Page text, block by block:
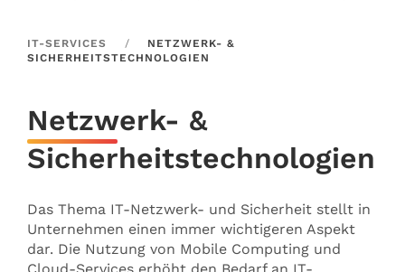
IT-SERVICES
NETZWERK- &
SICHERHEITSTECHNOLOGIEN
Netzwerk- &
Sicherheitstechnologien
Das Thema IT-Netzwerk- und Sicherheit stellt in
Unternehmen einen immer wichtigeren Aspekt
dar. Die Nutzung von Mobile Computing und